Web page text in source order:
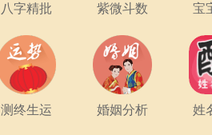
八字精批 紫微斗数 宝
测终生运 婚姻分析 姓